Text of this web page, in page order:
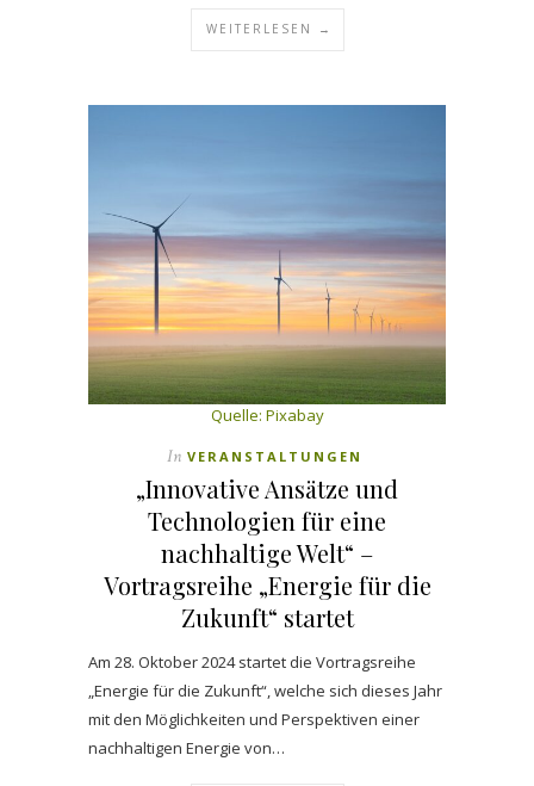
WEITERLESEN →
Quelle: Pixabay
In VERANSTALTUNGEN
„Innovative Ansätze und
Technologien für eine
nachhaltige Welt“ –
Vortragsreihe „Energie für die
Zukunft“ startet
Am 28. Oktober 2024 startet die Vortragsreihe
„Energie für die Zukunft“, welche sich dieses Jahr
mit den Möglichkeiten und Perspektiven einer
nachhaltigen Energie von…